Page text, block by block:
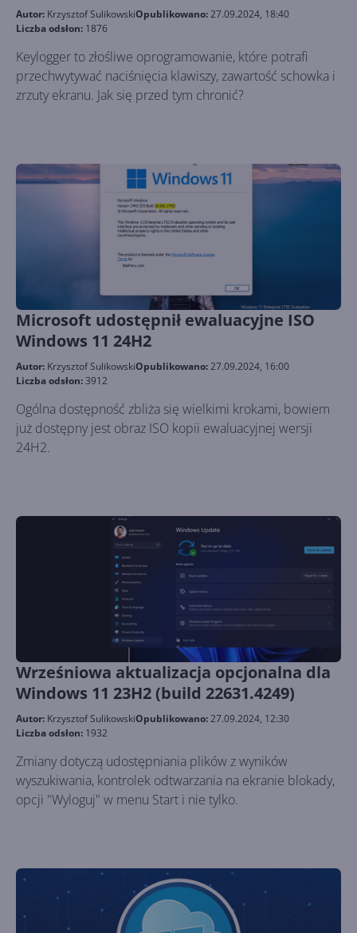
Autor: Krzysztof SulikowskiOpublikowano:27.09.2024, 18:40
Liczba odsłon: 1876
Keylogger to złośliwe oprogramowanie, które potrafi
przechwytywać naciśnięcia klawiszy, zawartość schowka i
zrzuty ekranu. Jak się przed tym chronić?
Microsoft udostępnił ewaluacyjne ISO
Windows 11 24H2
Autor: Krzysztof SulikowskiOpublikowano:27.09.2024, 16:00
Liczba odsłon:3912
Ogólna dostępność zbliża się wielkimi krokami, bowiem
już dostępny jest obraz ISO kopii ewaluacyjnej wersji
24H2.
Wrześniowa aktualizacja opcjonalna dla
Windows 11 23H2 (build 22631.4249)
Autor: Krzysztof SulikowskiOpublikowano:27.09.2024, 12:30
Liczba odsłon: 1932
Zmiany dotyczą udostępniania plików z wyników
wyszukiwania, kontrolek odtwarzania na ekranie blokady,
opcji "Wyloguj" w menu Start i nie tylko.